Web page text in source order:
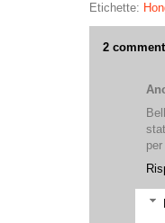
Etichette:
2